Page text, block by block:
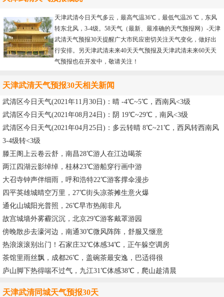
天津武清今日天气多云，最高气温36℃，最低气温26 ℃，东风
转东北风，3-4级。58天气（最新、最准确的天气预报网）-天津
武清天气预报30天提醒广大市民应密切关注天气变化，做好出
行安排。另天津武清未来40天天气预报及天津武清未来60天天
气预报也在开发中，敬请关注！
天津武清天气预报30天相关新闻
武清区今日天气(2021年11月30日)：晴 -4℃~5℃，西南风<3级
武清区今日天气(2021年08月24日)：阴 19℃~29℃，南风<3级
武清区今日天气(2021年04月25日)：多云转晴 8℃~21℃，西风转西南风
3-4级转<3级
滕王阁上云卷云舒，南昌28℃游人在江边喝茶
两江四湖云影绰绰，桂林23℃游船穿行画中游
大召寺钟声伴细雨，呼和浩特22℃游客撑伞漫步
四平英雄城晴空万里，27℃街头凉茶摊生意火爆
通化山城阳光普照，26℃早市热闹非凡
故宫城墙外雾霾沉沉，北京29℃游客戴罩游园
傍晚散步去濠河边，南通30℃微风阵阵，舒服又惬意
热浪滚滚别出门！石家庄32℃体感34℃，正午躲空调房
茶馆里雨丝飘，成都26℃，盖碗茶最安逸，巴适得很
庐山脚下热得喘不过气，九江31℃体感38℃，爬山趁清晨
天津武清同城天气预报30天